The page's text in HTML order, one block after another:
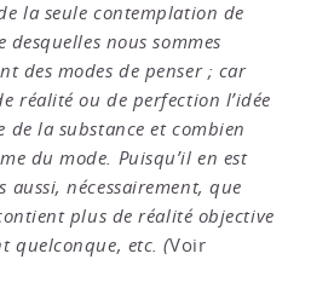
la seule contemplation de
desquelles nous sommes
des modes de penser ; car
réalité ou de perfection l’idée
de la substance et combien
du mode. Puisqu’il en est
aussi, nécessairement, que
plus de réalité objective
quelconque, etc. (Voir